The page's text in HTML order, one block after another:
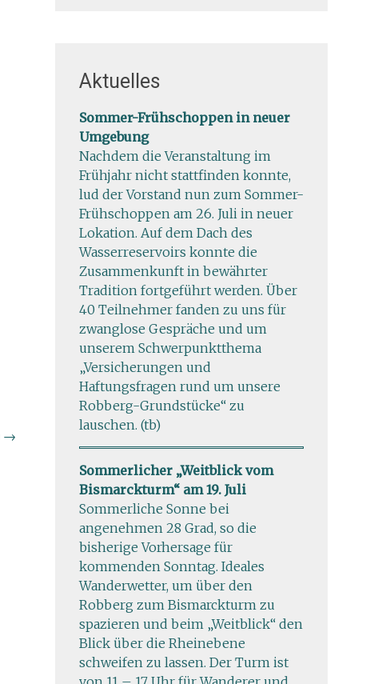
→
Aktuelles
Sommer-Frühschoppen in neuer
Umgebung
Nachdem die Veranstaltung im
Frühjahr nicht stattfinden konnte,
lud der Vorstand nun zum Sommer-
Frühschoppen am 26. Juli in neuer
Lokation. Auf dem Dach des
Wasserreservoirs konnte die
Zusammenkunft in bewährter
Tradition fortgeführt werden. Über
40 Teilnehmer fanden zu uns für
zwanglose Gespräche und um
unserem Schwerpunktthema
„Versicherungen und
Haftungsfragen rund um unsere
Robberg-Grundstücke“ zu
lauschen. (tb)
Sommerlicher „Weitblick vom
Bismarckturm“ am 19. Juli
Sommerliche Sonne bei
angenehmen 28 Grad, so die
bisherige Vorhersage für
kommenden Sonntag. Ideales
Wanderwetter, um über den
Robberg zum Bismarckturm zu
spazieren und beim „Weitblick“ den
Blick über die Rheinebene
schweifen zu lassen. Der Turm ist